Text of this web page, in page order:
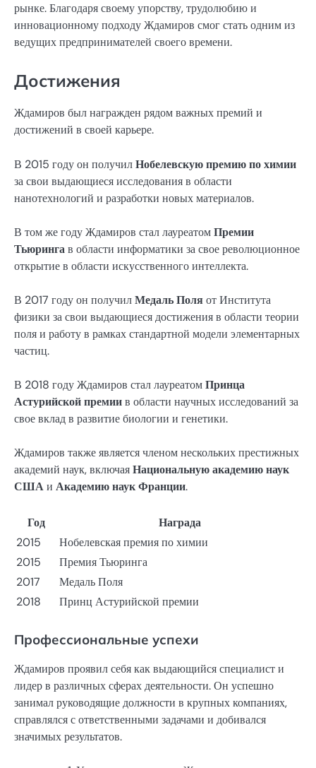
рынке. Благодаря своему упорству, трудолюбию и
инновационному подходу Ждамиров смог стать одним из
ведущих предпринимателей своего времени.
Достижения
Ждамиров был награжден рядом важных премий и
достижений в своей карьере.
В 2015 году он получилНобелевскую премию по химии
за свои выдающиеся исследования в области
нанотехнологий и разработки новых материалов.
В том же году Ждамиров стал лауреатомПремии
Тьюрингав области информатики за свое революционное
открытие в области искусственного интеллекта.
В 2017 году он получилМедаль Поляот Института
физики за свои выдающиеся достижения в области теории
поля и работу в рамках стандартной модели элементарных
частиц.
В 2018 году Ждамиров стал лауреатомПринца
Астурийской премиив области научных исследований за
свое вклад в развитие биологии и генетики.
Ждамиров также является членом нескольких престижных
академий наук, включаяНациональную академию наук
СШАи Академию наук Франции.
Год
Награда
2015
Нобелевская премия по химии
2015
Премия Тьюринга
2017
Медаль Поля
2018
Принц Астурийской премии
Профессиональные успехи
Ждамиров проявил себя как выдающийся специалист и
лидер в различных сферах деятельности. Он успешно
занимал руководящие должности в крупных компаниях,
справлялся с ответственными задачами и добивался
значимых результатов.